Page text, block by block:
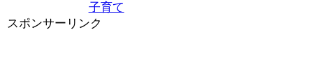
子育て
スポンサーリンク